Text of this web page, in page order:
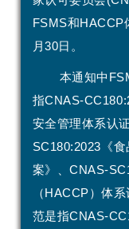
FSMS和HACCP
月30日。
本通知中
指CNAS-
安全管理体系认
SC180:2023《
案》、CNAS-
（HACCP）体
范是指CNAS-